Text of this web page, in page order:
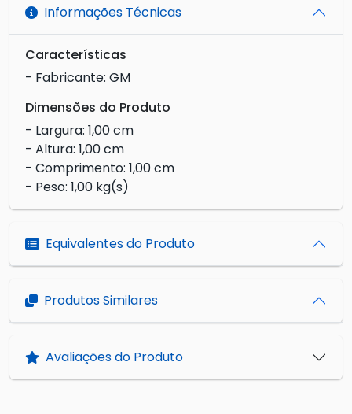
Informações Técnicas
Características
- Fabricante: GM
Dimensões do Produto
- Largura: 1,00 cm
- Altura: 1,00 cm
- Comprimento: 1,00 cm
- Peso: 1,00 kg(s)
Equivalentes do Produto
Produtos Similares
Avaliações do Produto